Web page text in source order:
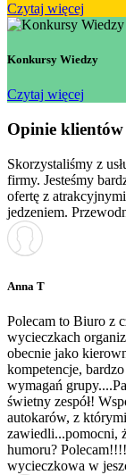
Czytaj więcej
Konkursy Wiedzy
Czytaj więcej
Opinie klientów
Skorzystaliśmy z
firmy. Jesteśmy
ofertę z
jedzeniem.
Anna T
Polecam to Biuro z
wycieczkach
obecnie jako
kompetencje,
wymagań
świetny zespół!
autokarów, z
zawiedli...pomocni,
humoru?
wycieczkowa w